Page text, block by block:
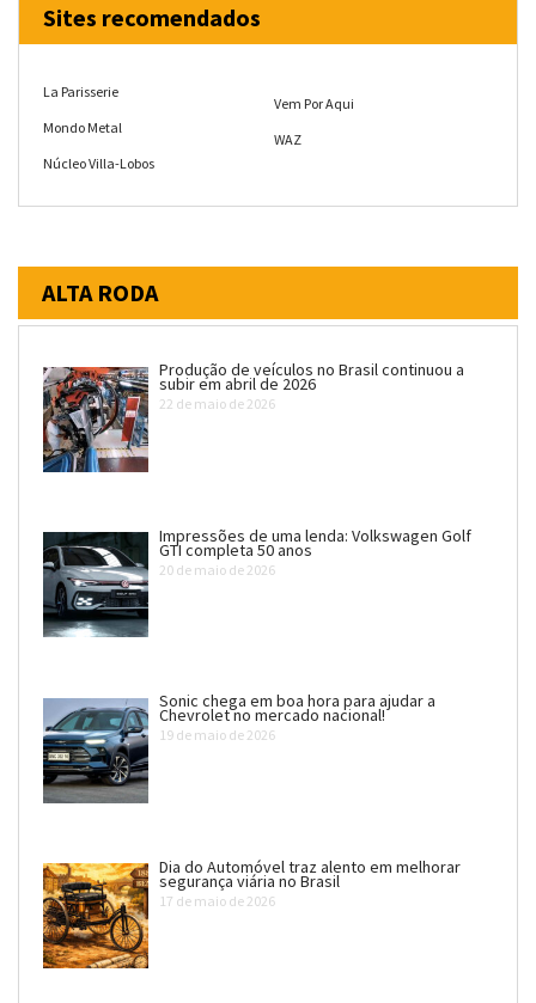
Sites recomendados
La Parisserie
Mondo Metal
Núcleo Villa-Lobos
Vem Por Aqui
WAZ
ALTA RODA
Produção de veículos no Brasil continuou a
subir em abril de 2026
22 de maio de 2026
Impressões de uma lenda: Volkswagen Golf
GTI completa 50 anos
20 de maio de 2026
Sonic chega em boa hora para ajudar a
Chevrolet no mercado nacional!
19 de maio de 2026
Dia do Automóvel traz alento em melhorar
segurança viária no Brasil
17 de maio de 2026